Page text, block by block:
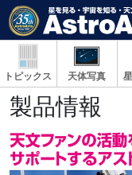
トピックス 天体写真
製品情報